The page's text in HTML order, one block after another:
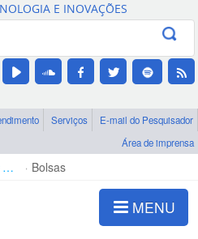
Canais
E INOVAÇÕES
Serviços
E-mail do Pesquisador
Área de imprensa
Bolsas e Auxílios Vigentes Bolsas
MENU